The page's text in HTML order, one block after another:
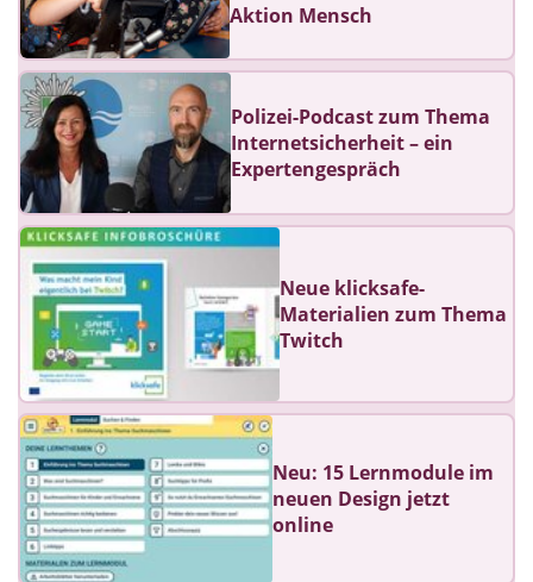
Aktion Mensch
Polizei-Podcast zum Thema
Internetsicherheit – ein
Expertengespräch
Neue klicksafe-
Materialien zum Thema
Twitch
Neu: 15 Lernmodule im
neuen Design jetzt
online